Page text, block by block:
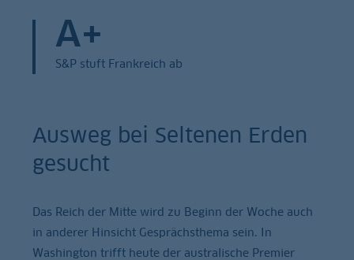
A+
S&P stuft Frankreich ab
Ausweg bei Seltenen Erden
gesucht
Das Reich der Mitte wird zu Beginn der Woche auch
in anderer Hinsicht Gesprächsthema sein. In
Washington trifft heute der australische Premier